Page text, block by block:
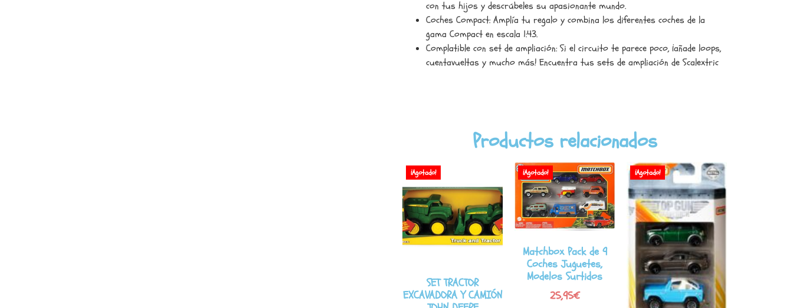
con tus hijos y descrúbeles su apasionante mundo.
Coches Compact: Amplía tu regalo y combina los diferentes coches de la
gama Compact en escala 1:43.
Complatible con set de ampliación: Si el circuito te parece poco, ¡añade loops,
cuentavueltas y mucho más! Encuentra tus sets de ampliación de Scalextric
Productos relacionados
¡Agotado!
SET TRACTOR
EXCAVADORA Y CAMIÓN
¡Agotado!
Matchbox Pack de 9
Coches Juguetes,
Modelos Surtidos
25,95€
¡Agotado!